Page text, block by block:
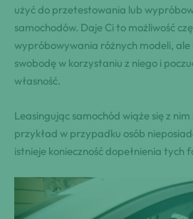
użyć do przetestowania lub
samochodów. Daje Ci to możliwość
wypróbowywania różnych modeli, ale
swobodę w korzystaniu z niego i
własność.
Leasingując samochód wiąże się z
przykład w przypadku osób
istnieje konieczność dopełnienia tych